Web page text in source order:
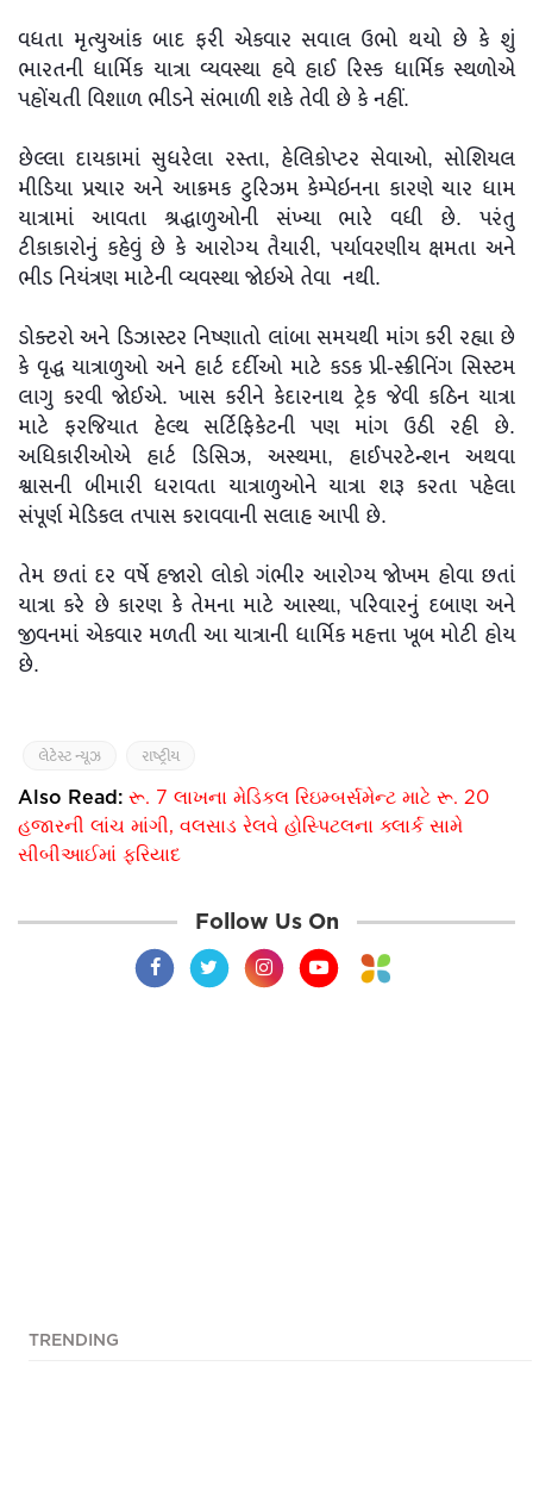
વધતા મૃત્યુઆંક બાદ ફરી એકવાર સવાલ ઉભો થયો છે કે શું
ભારતની ધાર્મિક યાત્રા વ્યવસ્થા હવે હાઈ રિસ્ક ધાર્મિક સ્થળોએ
પહોંચતી વિશાળ ભીડને સંભાળી શકે તેવી છે કે નહીં.
છેલ્લા દાયકામાં સુધરેલા રસ્તા, હેલિકોપ્ટર સેવાઓ, સોશિયલ
મીડિયા પ્રચાર અને આક્રમક ટુરિઝમ કેમ્પેઇનના કારણે ચાર ધામ
યાત્રામાં આવતા શ્રદ્ધાળુઓની સંખ્યા ભારે વધી છે. પરંતુ
ટીકાકારોનું કહેવું છે કે આરોગ્ય તૈયારી, પર્યાવરણીય ક્ષમતા અને
ભીડ નિયંત્રણ માટેની વ્યવસ્થા જોઇએ તેવા નથી.
ડોક્ટરો અને ડિઝાસ્ટર નિષ્ણાતો લાંબા સમયથી માંગ કરી રહ્યા છે
કે વૃદ્ધ યાત્રાળુઓ અને હાર્ટ દર્દીઓ માટે કડક પ્રી-સ્ક્રીનિંગ સિસ્ટમ
લાગુ કરવી જોઈએ. ખાસ કરીને કેદારનાથ ટ્રેક જેવી કઠિન યાત્રા
માટે ફરજિયાત હેલ્થ સર્ટિફિકેટની પણ માંગ ઉઠી રહી છે.
અધિકારીઓએ હાર્ટ ડિસિઝ, અસ્થમા, હાઈપરટેન્શન અથવા
શ્વાસની બીમારી ધરાવતા યાત્રાળુઓને યાત્રા શરૂ કરતા પહેલા
સંપૂર્ણ મેડિકલ તપાસ કરાવવાની સલાહ આપી છે.
તેમ છતાં દર વર્ષે હજારો લોકો ગંભીર આરોગ્ય જોખમ હોવા છતાં
યાત્રા કરે છે કારણ કે તેમના માટે આસ્થા, પરિવારનું દબાણ અને
જીવનમાં એકવાર મળતી આ યાત્રાની ધાર્મિક મહત્તા ખૂબ મોટી હોય
છે.
લેટેસ્ટ ન્યૂઝ રાષ્ટ્રીય
Also Read: રૂ. 7 લાખના મેડિકલ રિઇમ્બર્સમેન્ટ માટે રૂ. 20
હજારની લાંચ માંગી, વલસાડ રેલવે હોસ્પિટલના ક્લાર્ક સામે
સીબીઆઈમાં ફરિયાદ
Follow Us On
TRENDING